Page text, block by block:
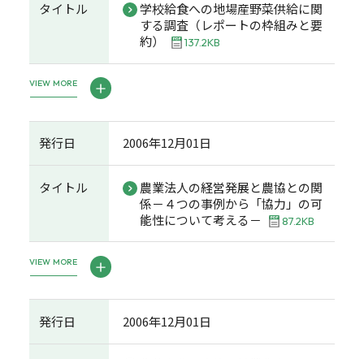
タイトル
学校給食への地場産野菜供給に関
する調査（レポートの枠組みと要
約）
137.2KB
VIEW MORE
発行日 2006年12月01日
タイトル
農業法人の経営発展と農協との関
係－４つの事例から「協力」の可
能性について考える－
87.2KB
VIEW MORE
発行日 2006年12月01日